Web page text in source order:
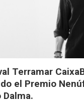
Terramar
el Premio
Dalma.